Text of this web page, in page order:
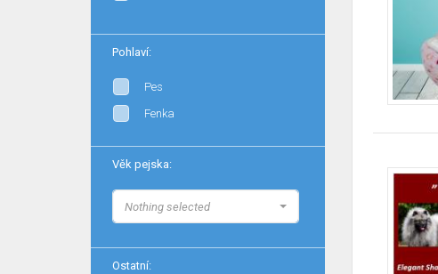
Pohlaví:
Pes
Fenka
Věk pejska:
Nothing selected
Ostatní: